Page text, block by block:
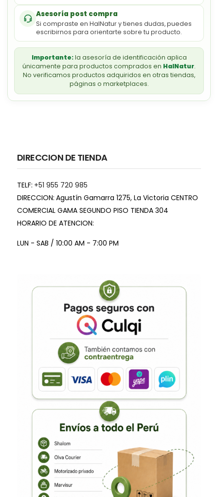
Asesoría post compra
Si compraste en HalNatur y tienes dudas, puedes
escribirnos para orientarte sobre tu producto.
Importante:la asesoría de identificación aplica
únicamente para productos comprados en HalNatur.
No verificamos productos adquiridos en otras tiendas,
páginas o marketplaces.
DIRECCION DE TIENDA
TELF: +51 955 720 985
DIRECCION: Agustín Gamarra 1275, La Victoria CENTRO
COMERCIAL GAMA SEGUNDO PISO TIENDA 304
HORARIO DE ATENCION:
LUN - SAB / 10:00 AM - 7:00 PM